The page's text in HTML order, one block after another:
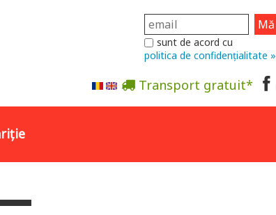
sunt de acord cu
politica de confidențialitate »
Transport gratuit*